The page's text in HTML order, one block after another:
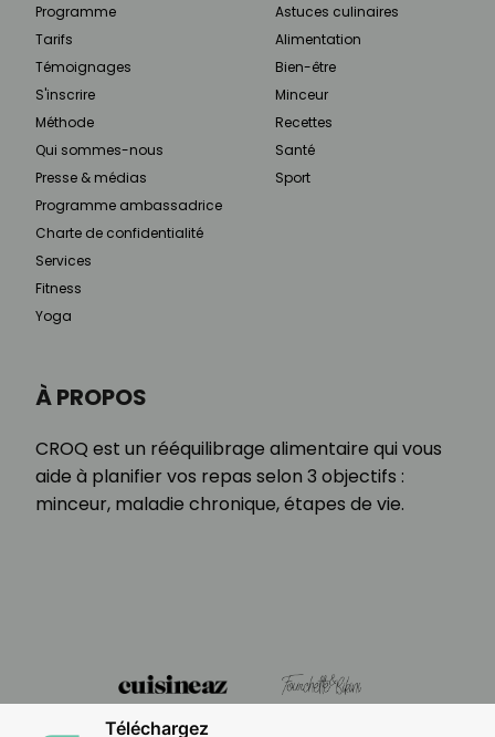
À PROPOS
CROQ est un rééquilibrage alimentaire qui vous
aide à planifier vos repas selon 3 objectifs :
minceur, maladie chronique, étapes de vie.
Programme
Tarifs
Témoignages
S'inscrire
Méthode
Qui sommes-nous
Presse & médias
Programme ambassadrice
Charte de confidentialité
Services
Fitness
Yoga
Astuces culinaires
Alimentation
Bien-être
Minceur
Recettes
Santé
Sport
Téléchargez